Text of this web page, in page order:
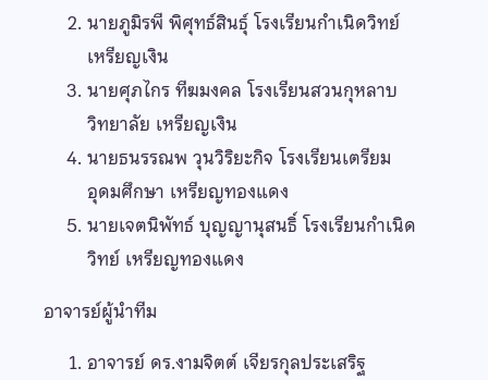
นายภูมิรพี พิศุทธ์สินธุ์ โรงเรียนกำเนิดวิทย์
เหรียญเงิน
นายศุภไกร ทีฆมงคล โรงเรียนสวนกุหลาบ
วิทยาลัย เหรียญเงิน
นายธนรรณพ วุนวิริยะกิจ โรงเรียนเตรียม
อุดมศึกษา เหรียญทองแดง
นายเจตนิพัทธ์ บุญญานุสนธิ์ โรงเรียนกำเนิด
วิทย์ เหรียญทองแดง
อาจารย์ผู้นำทีม
อาจารย์ ดร.งามจิตต์ เจียรกุลประเสริฐ